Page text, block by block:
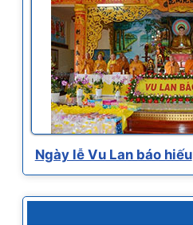
Ngày lễ Vu Lan báo hiếu